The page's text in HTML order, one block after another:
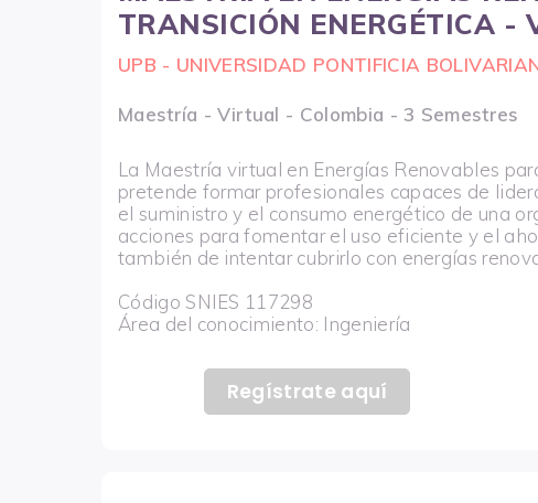
TRANSICIÓN ENERGÉTICA -
UPB - UNIVERSIDAD PONTIFICIA
Maestría - Virtual - Colombia - 3 Semestres
La Maestría virtual en Energías Renovables
pretende formar profesionales capaces de
el suministro y el consumo energético de una
acciones para fomentar el uso eficiente y el
también de intentar cubrirlo con energías
Código SNIES 117298
Área del conocimiento: Ingeniería
Regístrate aquí